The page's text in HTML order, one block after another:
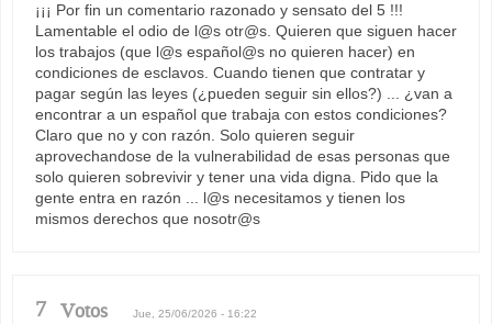
¡¡¡ Por fin un comentario razonado y sensato del 5 !!!
Lamentable el odio de l@s otr@s. Quieren que siguen hacer
los trabajos (que l@s español@s no quieren hacer) en
condiciones de esclavos. Cuando tienen que contratar y
pagar según las leyes (¿pueden seguir sin ellos?) ... ¿van a
encontrar a un español que trabaja con estos condiciones?
Claro que no y con razón. Solo quieren seguir
aprovechandose de la vulnerabilidad de esas personas que
solo quieren sobrevivir y tener una vida digna. Pido que la
gente entra en razón ... l@s necesitamos y tienen los
mismos derechos que nosotr@s
7 Votos Jue, 25/06/2026 - 16:22